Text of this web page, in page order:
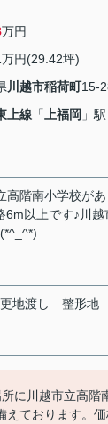
万円
円(29.42坪)
川越市稲荷町15-
上線 「 上福岡 」
高階南小学校が
6m以上です♪川
更地渡し 整形地
に川越市立高階
えております。